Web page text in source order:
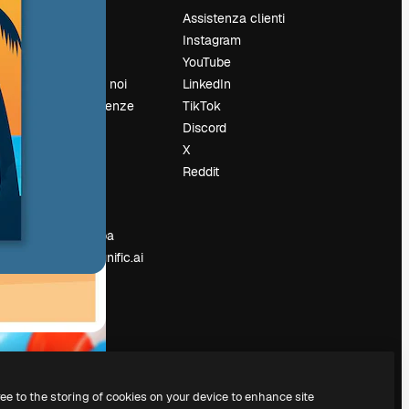
Lavora con noi
Cerca tendenze
Sala stampa
Cerchi magnific.ai
Assistenza clienti
Instagram
YouTube
LinkedIn
TikTok
Discord
X
Reddit
to the storing of cookies on your device to enhance site